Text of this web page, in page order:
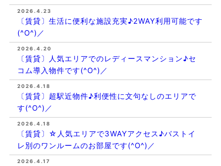
2026.4.23
〔賃貸〕生活に便利な施設充実♪2WAY利用可能です
(^O^)／
2026.4.20
〔賃貸〕人気エリアでのレディースマンション♪セ
コム導入物件です(^O^)／
2026.4.18
〔賃貸〕超駅近物件♪利便性に文句なしのエリアで
す(^O^)／
2026.4.18
〔賃貸〕☆人気エリアで3WAYアクセス♪バストイ
レ別のワンルームのお部屋です(^O^)／
2026.4.17